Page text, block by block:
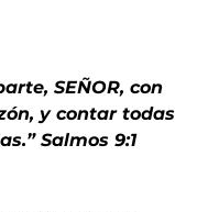
SEÑOR, con
y contar todas
Salmos 9:1